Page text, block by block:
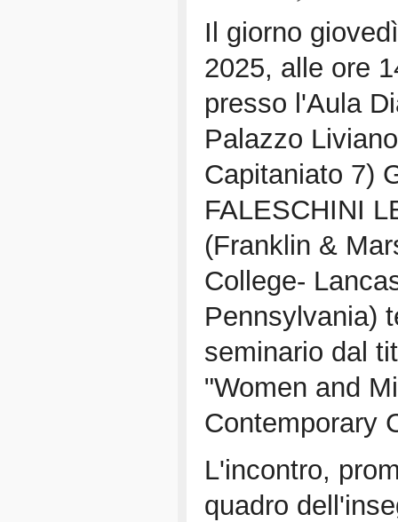
Il giorno
2025, alle ore
presso l'Aula
Palazzo
Capitaniato 7)
FALESCHINI
(Franklin &
College-
Pennsylvania)
seminario dal
"Women and
Contemporary
L'incontro,
quadro